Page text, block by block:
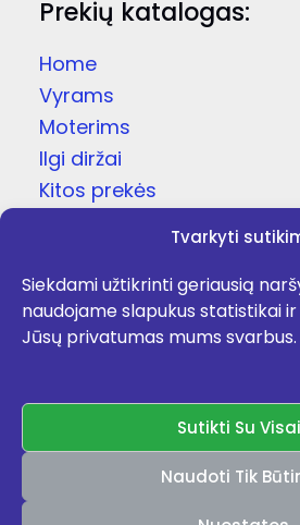
Tvarkyti
Siekdami užtikrinti geriausią
naudojame slapukus statistikai
Jūsų privatumas mums svarbus.
Sutikti Su
Naudoti Tik
Prekių katalogas:
Home
Vyrams
Moterims
Ilgi diržai
Kitos prekės
Dovanų dėžutės
Kojinės
Apie
Kontaktai